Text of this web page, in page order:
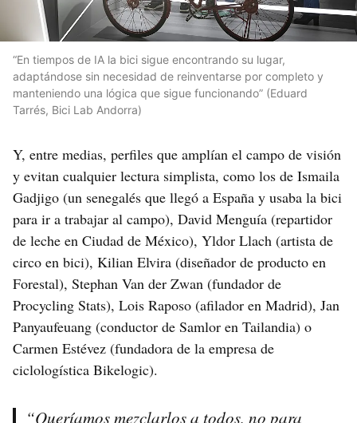
“En tiempos de IA la bici sigue encontrando su lugar,
adaptándose sin necesidad de reinventarse por completo y
manteniendo una lógica que sigue funcionando” (Eduard
Tarrés, Bici Lab Andorra)
Y, entre medias, perfiles que amplían el campo de visión
y evitan cualquier lectura simplista, como los de Ismaila
Gadjigo (un senegalés que llegó a España y usaba la bici
para ir a trabajar al campo), David Menguía (repartidor
de leche en Ciudad de México), Yldor Llach (artista de
circo en bici), Kilian Elvira (diseñador de producto en
Forestal), Stephan Van der Zwan (fundador de
Procycling Stats), Lois Raposo (afilador en Madrid), Jan
Panyaufeuang (conductor de Samlor en Tailandia) o
Carmen Estévez (fundadora de la empresa de
ciclologística Bikelogic).
“Queríamos mezclarlos a todos, no para